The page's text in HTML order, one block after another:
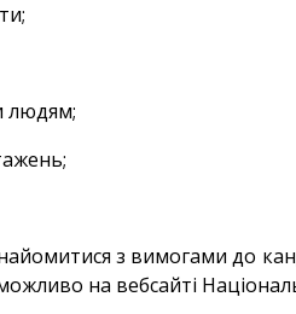
людям;
з вимогами до
на вебсайті